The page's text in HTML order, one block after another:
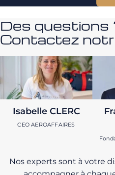
Des questions
Contactez
Isabelle CLERC
CEO AEROAFFAIRES
Nos experts sont à votre